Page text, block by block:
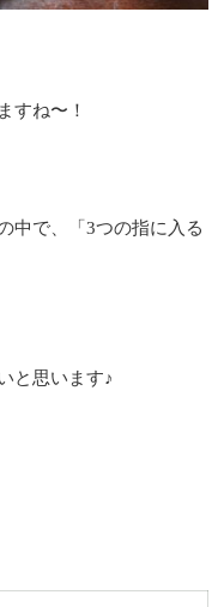
すね〜！
中で、「3つの指に入る
と思います♪